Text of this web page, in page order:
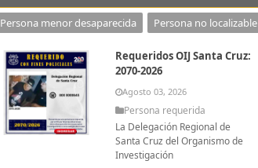
Persona menor desaparecida Persona no localizable
Requeridos OIJ Santa Cruz:
2070-2026
Agosto 03, 2026
Persona requerida
La Delegación Regional de
Santa Cruz del Organismo de
Investigación